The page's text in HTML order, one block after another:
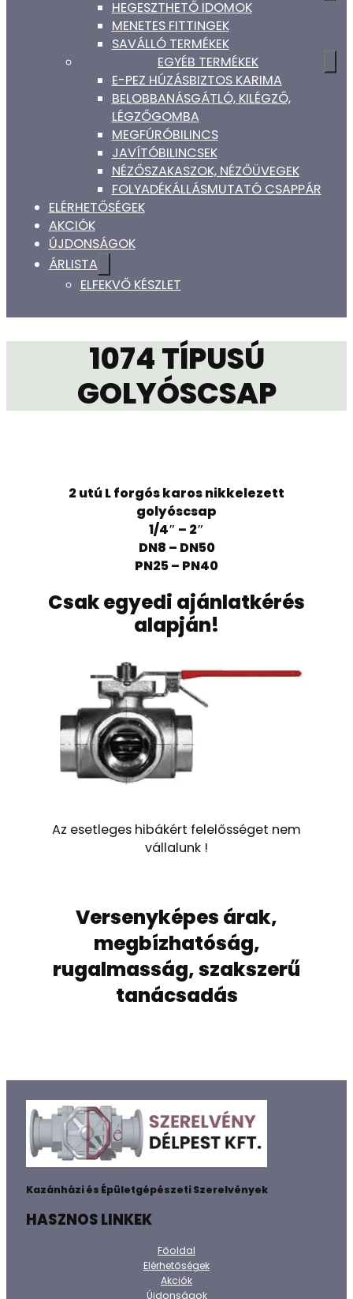
HEGESZTHETŐ IDOMOK
MENETES FITTINGEK
SAVÁLLÓ TERMÉKEK
EGYÉB TERMÉKEK
E-PEZ HÚZÁSBIZTOS KARIMA
BELOBBANÁSGÁTLÓ, KILÉGZŐ,
LÉGZŐGOMBA
MEGFÚRÓBILINCS
JAVÍTÓBILINCSEK
NÉZŐSZAKASZOK, NÉZŐÜVEGEK
FOLYADÉKÁLLÁSMUTATÓ CSAPPÁR
ELÉRHETŐSÉGEK
AKCIÓK
ÚJDONSÁGOK
ÁRLISTA
ELFEKVŐ KÉSZLET
1074 TÍPUSÚ
GOLYÓSCSAP
2 utú L forgós karos nikkelezett
golyóscsap
1/4″ – 2″
DN8 – DN50
PN25 – PN40
Csak egyedi ajánlatkérés
alapján!
Az esetleges hibákért felelősséget nem
vállalunk !
Versenyképes árak,
megbízhatóság,
rugalmasság, szakszerű
tanácsadás
Kazánházi és Épületgépészeti Szerelvények
HASZNOS LINKEK
Főoldal
Elérhetőségek
Akciók
Újdonságok